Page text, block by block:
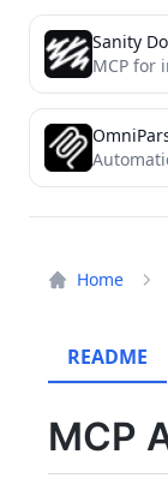
Home
README
MCP
Sanity
MCP for